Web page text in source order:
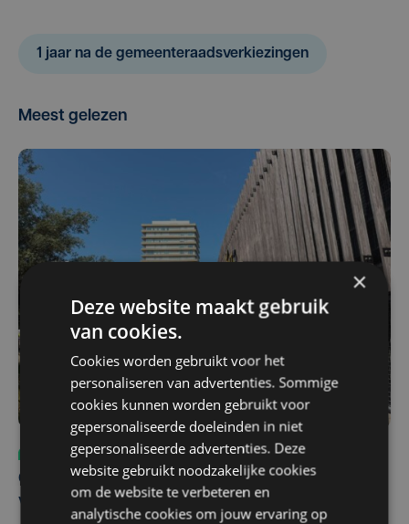
1 jaar na de gemeenteraadsverkiezingen
Meest gelezen
Sport
ma 3 augustus | 17:39
Champions League leeft in Oostende: lange wachtrij
voor tickets Union - Bodø/Glimt
×
Deze website maakt gebruik
van cookies.
Cookies worden gebruikt voor het
personaliseren van advertenties. Sommige
cookies kunnen worden gebruikt voor
gepersonaliseerde doeleinden in niet
gepersonaliseerde advertenties. Deze
website gebruikt noodzakelijke cookies
om de website te verbeteren en
analytische cookies om jouw ervaring op